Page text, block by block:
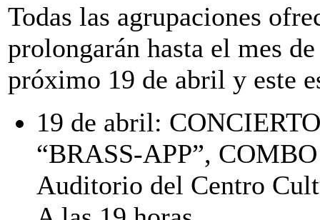
Todas las agrupaciones
prolongarán hasta el mes
próximo 19 de abril y este
19 de abril:
“BRASS-APP”,
Auditorio del Centro